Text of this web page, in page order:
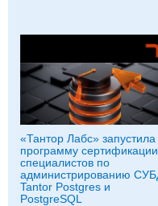
«Тантор Лабс» запустила
программу сертификации
специалистов по
администрированию
Tantor Postgres и
PostgreSQL